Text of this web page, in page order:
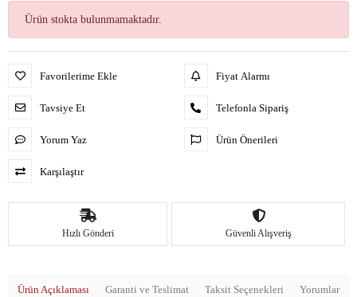
Ürün stokta bulunmamaktadır.
Favorilerime Ekle
Tavsiye Et
Yorum Yaz
Karşılaştır
Fiyat Alarmı
Telefonla Sipariş
Ürün Önerileri
Hızlı Gönderi Güvenli Alışveriş
Ürün Açıklaması Garanti ve Teslimat Taksit Seçenekleri Yorumlar